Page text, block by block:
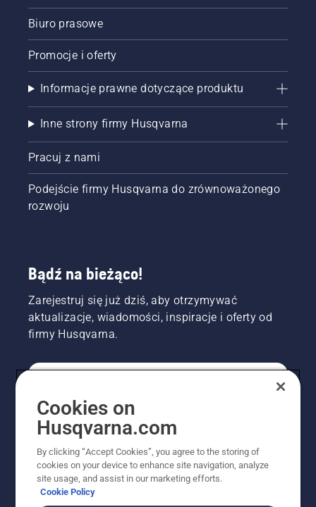
Biuro prasowe
Promocje i oferty
Informacje prawne dotyczące produktu
Inne strony firmy Husqvarna
Pracuj z nami
Podejście firmy Husqvarna do zrównoważonego
rozwoju
Bądź na bieżąco!
Zarejestruj się już dziś, aby otrzymywać
aktualizacje, wiadomości, inspiracje i oferty od
firmy Husqvarna.
PROFESJONALISTA
Cookies on
Husqvarna.com
By clicking “Accept Cookies”, you agree to the storing of
cookies on your device to enhance site navigation, analyze
site usage, and assist in our marketing efforts.
Cookie Policy